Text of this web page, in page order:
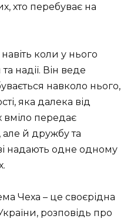
хто перебуває на
коли у нього
надії. Він веде
навколо нього,
яка далека від
вміло передає
але й дружбу та
надають одне одному
Чеха – це своєрідна
України, розповідь про